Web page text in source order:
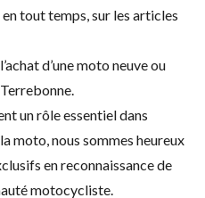
en tout temps, sur les articles
d’une moto neuve ou
un rôle essentiel dans
moto, nous sommes heureux
en reconnaissance de
motocycliste.